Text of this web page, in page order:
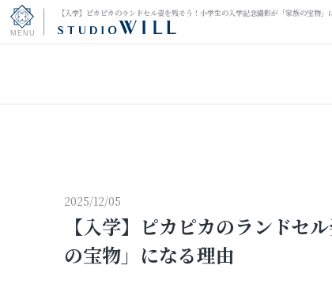
【入学】ピカピカのランドセル姿を残そう！小学生の入学記念撮影が「家族の宝物
ウェディングフォト
振袖レンタル
2025/12/05
【入学】ピカピカのランドセ
の宝物」になる理由